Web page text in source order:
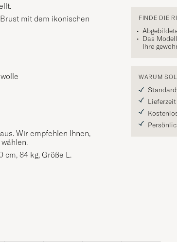
FINDE DIE
Das
Ihre
WARUM
mit dem ikonischen
Wir empfehlen Ihnen,
cm, 84 kg, Größe L .